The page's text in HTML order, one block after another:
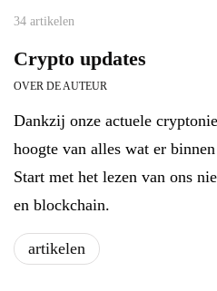
34 artikelen
Crypto updates
OVER DE AUTEUR
Dankzij onze actuele
hoogte van alles wat er
Start met het lezen van ons
en blockchain.
artikelen